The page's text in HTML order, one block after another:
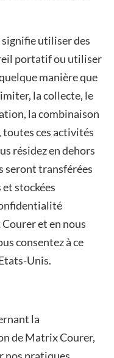
utiliser des
portatif ou utiliser
manière que
la collecte, le
la combinaison
ces activités
résidez en dehors
seront transférées
stockées
et en nous
consentez à ce
Unis.
la
de Matrix Courer,